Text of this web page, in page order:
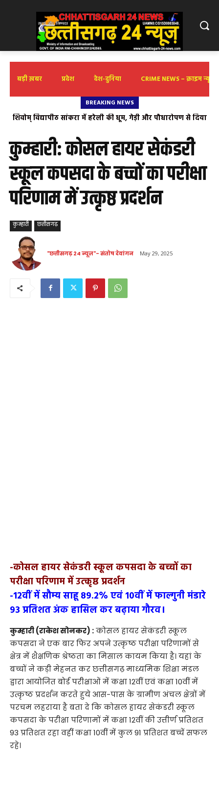
बड़ी ख़बर प्रदेश देश-दुनिया CRIME NEWS – क्राइम न्यूज़
BREAKING NEWS
मकान कर वसूली पर भड़की सियासत: MCB में पूर्व विधायक गुलाब
कुम्हारी: कोसल हायर सेकंडरी
स्कूल कपसदा के बच्चों का परीक्षा
परिणाम में उत्कृष्ठ प्रदर्शन
कुम्हारी छत्तीसगढ़
"छत्तीसगढ़ 24 न्यूज़"- संतोष देवांगन May 29, 2025
-कोसल हायर सेकंडरी स्कूल कपसदा के बच्चों का
परीक्षा परिणाम में उत्कृष्ठ प्रदर्शन
-12वीं में सौम्य साहू 89.2% एवं 10वीं में फाल्गुनी मंडारे
93 प्रतिशत अंक हासिल कर बढ़ाया गौरव।
कुम्हारी (राकेश सोनकर) :कोसल हायर सेकंडरी स्कूल
कपसदा ने एक बार फिर अपने उत्कृष्ठ परीक्षा परिणामों से
क्षेत्र में शैक्षणिक श्रेष्ठता का मिसाल कायम किया है। यहां के
बच्चों ने कड़ी मेहनत कर छत्तीसगढ़ माध्यमिक शिक्षा मंडल
द्वारा आयोजित बोर्ड परीक्षाओं में कक्षा 12वीं एवं कक्षा 10वीं में
उत्कृष्ठ प्रदर्शन करते हुये आस-पास के ग्रामीण अंचल क्षेत्रों में
परचम लहराया है बता दे कि कोसल हायर सेकंडरी स्कूल
कपसदा के परीक्षा परिणामों में कक्षा 12वीं की उत्तीर्ण प्रतिशत
93 प्रतिशत रहा वहीं कक्षा 10वीं में कुल 91 प्रतिशत बच्चें सफल
रहे।